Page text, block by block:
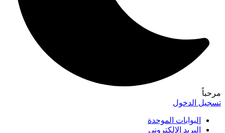
مرحباً
تسجيل الدخول
البوابات الموحدة
البريد الإلكتروني